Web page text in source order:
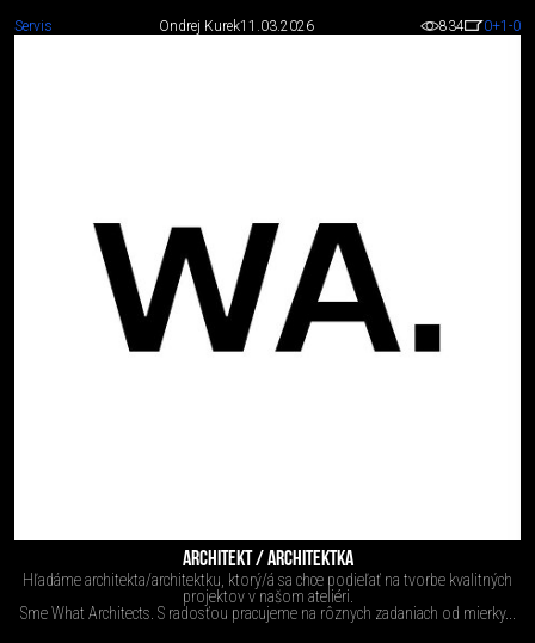
Servis Ondrej Kurek11.03.2026 834 0+1 -0
ARCHITEKT / ARCHITEKTKA
Hľadáme architekta/architektku, ktorý/á sa chce podieľať na tvorbe kvalitných
projektov v našom ateliéri.
Sme What Architects. S radosťou pracujeme na rôznych zadaniach od mierky...